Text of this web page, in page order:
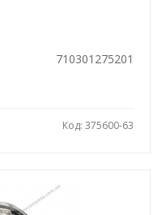
710301275201
Код: 375600-63